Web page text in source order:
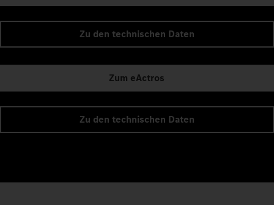
Zu den technischen Daten
Zum eActros
Zu den technischen Daten